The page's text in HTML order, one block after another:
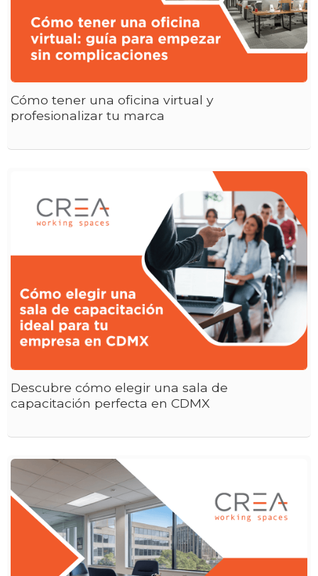
Cómo tener una oficina virtual y
profesionalizar tu marca
Descubre cómo elegir una sala de
capacitación perfecta en CDMX